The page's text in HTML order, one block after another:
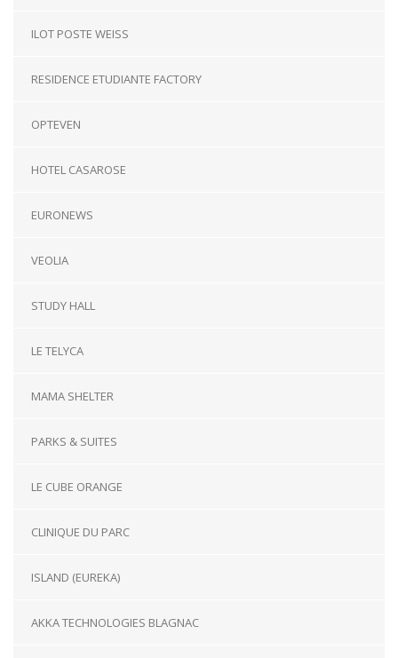
ILOT POSTE WEISS
RESIDENCE ETUDIANTE FACTORY
OPTEVEN
HOTEL CASAROSE
EURONEWS
VEOLIA
STUDY HALL
LE TELYCA
MAMA SHELTER
PARKS & SUITES
LE CUBE ORANGE
CLINIQUE DU PARC
ISLAND (EUREKA)
AKKA TECHNOLOGIES BLAGNAC